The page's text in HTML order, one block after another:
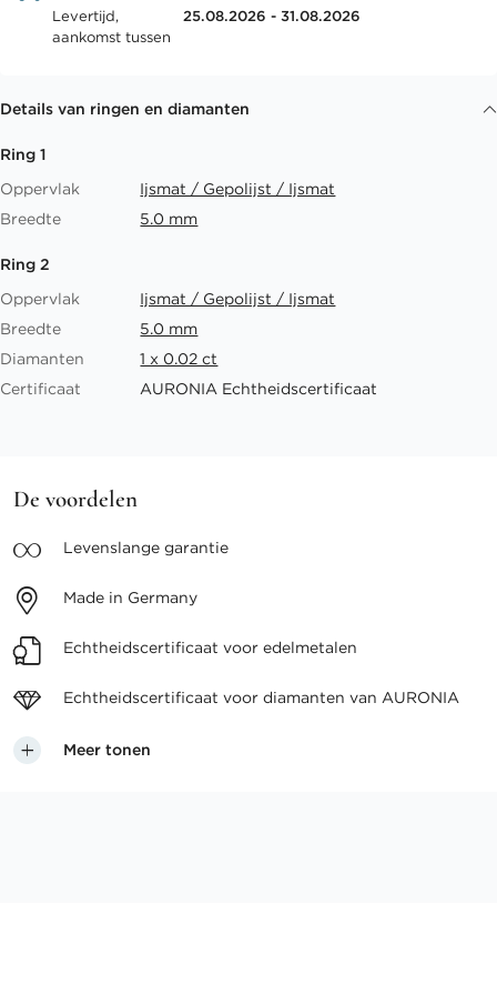
Levertijd,
aankomst tussen
25.08.2026 - 31.08.2026
Details van ringen en diamanten
Ring 1
Oppervlak
Ijsmat / Gepolijst / Ijsmat
Breedte
5.0 mm
Ring 2
Oppervlak
Ijsmat / Gepolijst / Ijsmat
Breedte
5.0 mm
Diamanten
1 x 0.02 ct
Certificaat
AURONIA Echtheidscertificaat
De voordelen
Levenslange garantie
Made in Germany
Echtheidscertificaat voor edelmetalen
Echtheidscertificaat voor diamanten van AURONIA
Meer tonen